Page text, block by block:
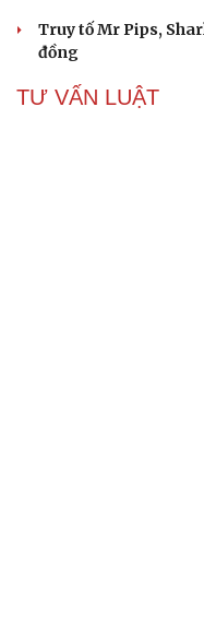
Truy tố Mr Pips,
đồng
TƯ VẤN LUẬT